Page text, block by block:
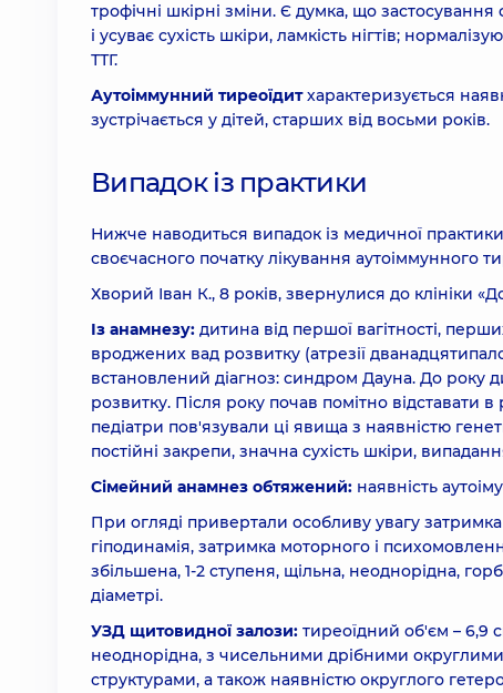
трофічні шкірні зміни. Є думка, що
і усуває сухість шкіри, ламкість нігтів;
ТТГ.
Аутоіммунний тиреоїдитхарактеризується
зустрічається у дітей, старших від восьми років.
Випадок із практики
Нижче наводиться випадок із медичної
своєчасного початку лікування аутоіммунного
Хворий Іван К., 8 років, звернулися до клініки
Із анамнезу: дитина від першої вагітності,
вроджених вад розвитку (атрезії
встановлений діагноз: синдром Дауна. До року
розвитку. Після року почав помітно відставати
педіатри пов'язували ці явища з наявністю
постійні закрепи, значна сухість шкіри,
Сімейний анамнез обтяжений: наявність
При огляді привертали особливу увагу
гіподинамія, затримка моторного і
збільшена, 1-2 ступеня, щільна, неоднорідна,
діаметрі.
УЗД щитовидної залози: тиреоїдний об'єм – 6,9
неоднорідна, з чисельними дрібними
структурами, а також наявністю округлого